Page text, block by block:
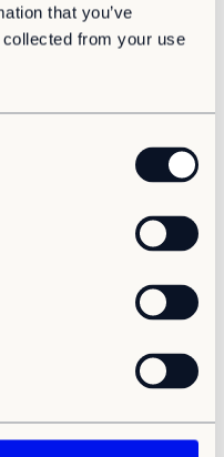
that you’ve
from your use
2024